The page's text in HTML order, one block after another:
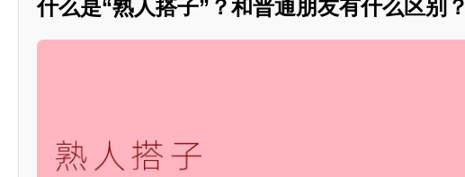
什么是“熟人搭子”？和普通朋友有什么区别？